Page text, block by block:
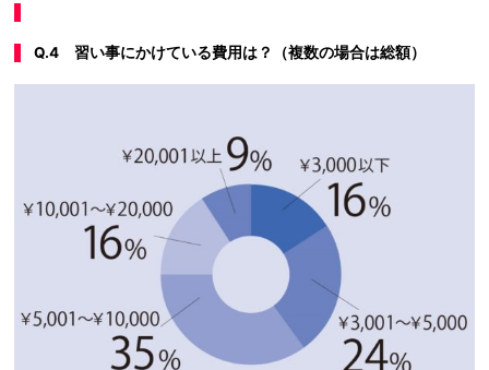
Q.4 習い事にかけている費用は？（複数の場合は総額）